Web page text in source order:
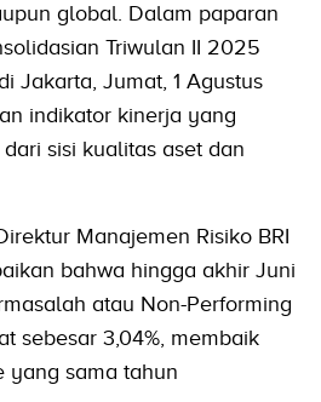
global. Dalam paparan
Triwulan II 2025
Jakarta, Jumat, 1 Agustus
indikator kinerja yang
sisi kualitas aset dan
Manajemen Risiko BRI
bahwa hingga akhir Juni
atau Non-Performing
sebesar 3,04%, membaik
yang sama tahun